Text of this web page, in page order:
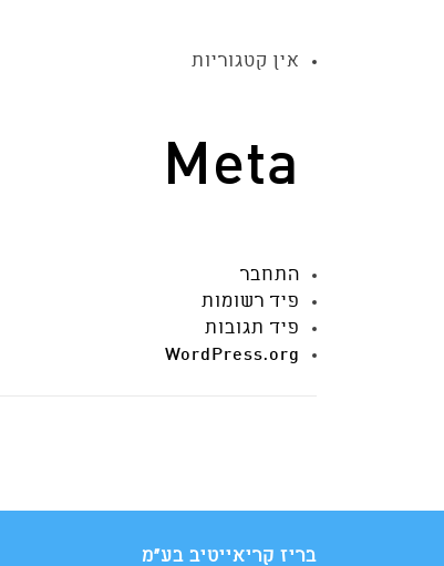
אין קטגוריות
Meta
התחבר
פיד רשומות
פיד תגובות
WordPress.org
בריז קריאייטיב בע"מ